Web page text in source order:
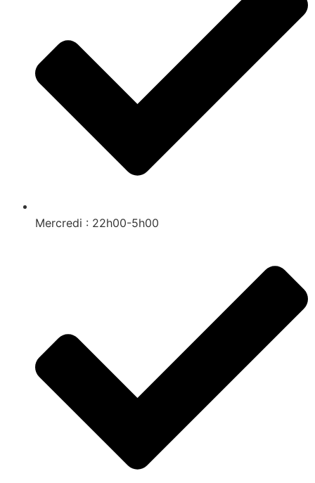
Mercredi : 22h00-5h00